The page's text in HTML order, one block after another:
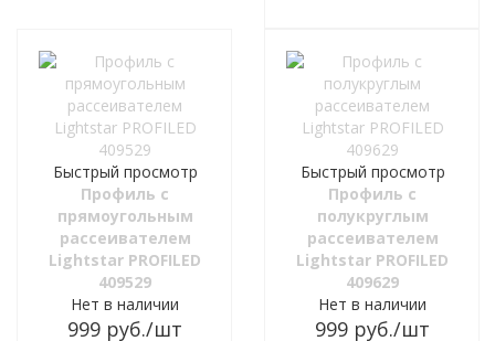
Быстрый просмотр
Профиль с
прямоугольным
рассеивателем
Lightstar PROFILED
409529
Нет в наличии
999 руб./шт
Быстрый просмотр
Профиль с
полукруглым
рассеивателем
Lightstar PROFILED
409629
Нет в наличии
999 руб./шт